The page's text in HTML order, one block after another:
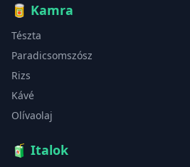
🥫 Kamra
Tészta
Paradicsomszósz
Rizs
Kávé
Olívaolaj
🧃 Italok